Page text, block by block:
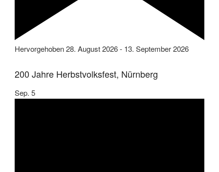
Hervorgehoben28. August 2026- 13. September 2026
200 Jahre Herbstvolksfest, Nürnberg
Sep. 5